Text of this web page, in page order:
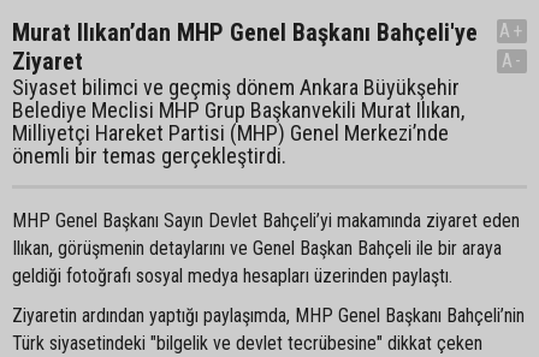
Murat Ilıkan’dan MHP Genel Başkanı Bahçeli'ye
Ziyaret
Siyaset bilimci ve geçmiş dönem Ankara Büyükşehir
Belediye Meclisi MHP Grup Başkanvekili Murat Ilıkan,
Milliyetçi Hareket Partisi (MHP) Genel Merkezi’nde
önemli bir temas gerçekleştirdi.
A+
A-
MHP Genel Başkanı Sayın Devlet Bahçeli’yi makamında ziyaret eden
Ilıkan, görüşmenin detaylarını ve Genel Başkan Bahçeli ile bir araya
geldiği fotoğrafı sosyal medya hesapları üzerinden paylaştı.
Ziyaretin ardından yaptığı paylaşımda, MHP Genel Başkanı Bahçeli’nin
Türk siyasetindeki "bilgelik ve devlet tecrübesine" dikkat çeken